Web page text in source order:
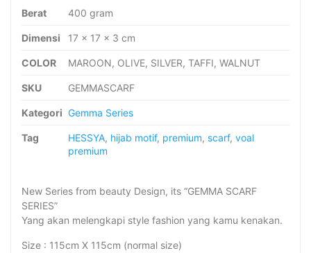
Berat 400 gram
Dimensi 17 × 17 × 3 cm
COLOR MAROON, OLIVE, SILVER, TAFFI, WALNUT
SKU GEMMASCARF
Kategori Gemma Series
Tag HESSYA, hijab motif, premium, scarf, voal
premium
New Series from beauty Design, its “GEMMA SCARF
SERIES”
Yang akan melengkapi style fashion yang kamu kenakan.
Size : 115cm X 115cm (normal size)